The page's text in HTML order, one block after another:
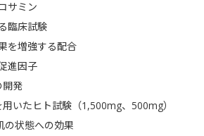
サミン
臨床試験
を増強する配合
進因子
開発
いたヒト試験（1,500mg、500mg）
の状態への効果